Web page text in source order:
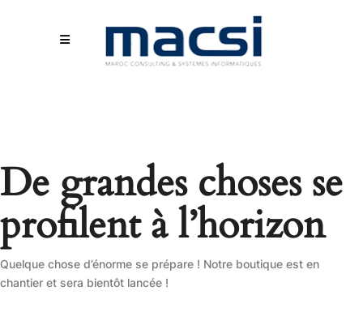
De grandes choses se
profilent à l’horizon
Quelque chose d’énorme se prépare ! Notre boutique est en
chantier et sera bientôt lancée !